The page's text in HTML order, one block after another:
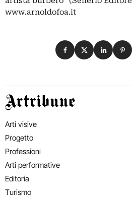
www.arnoldofoa.it
Condividi su
Condividi su X
Condividi
Artribune
Arti visive
Progetto
Professioni
Arti performative
Editoria
Turismo